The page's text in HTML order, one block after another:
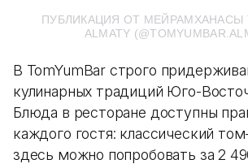
ПУБЛИКАЦИЯ ОТ МЕЙРАМХАНАСЫ
ALMATY
В TomYumBar строго
кулинарных традиций Юго-
Блюда в ресторане доступны
каждого гостя: классический
здесь можно попробовать за 2